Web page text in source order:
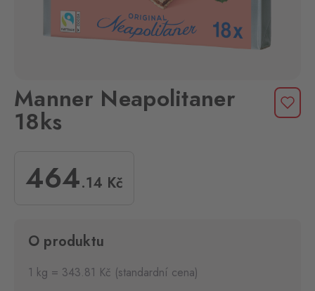
Manner Neapolitaner
18ks
464.14 Kč
O produktu
1 kg = 343.81 Kč (standardní cena)